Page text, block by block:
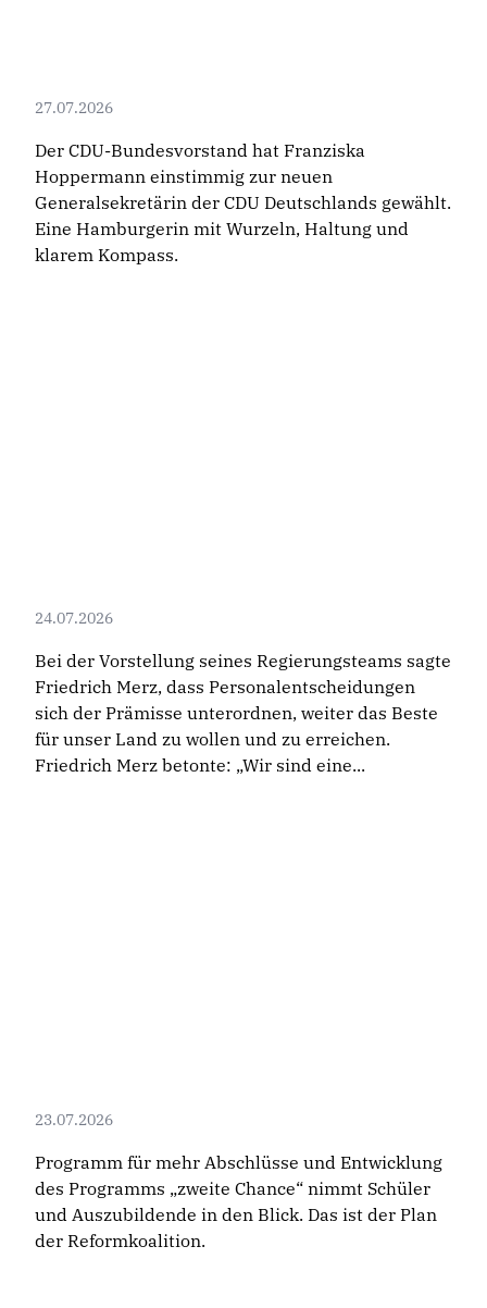
27.07.2026
Der CDU-Bundesvorstand hat Franziska
Hoppermann einstimmig zur neuen
Generalsekretärin der CDU Deutschlands gewählt.
Eine Hamburgerin mit Wurzeln, Haltung und
klarem Kompass.
24.07.2026
Bei der Vorstellung seines Regierungsteams sagte
Friedrich Merz, dass Personalentscheidungen
sich der Prämisse unterordnen, weiter das Beste
für unser Land zu wollen und zu erreichen.
Friedrich Merz betonte: „Wir sind eine...
23.07.2026
Programm für mehr Abschlüsse und Entwicklung
des Programms „zweite Chance“ nimmt Schüler
und Auszubildende in den Blick. Das ist der Plan
der Reformkoalition.